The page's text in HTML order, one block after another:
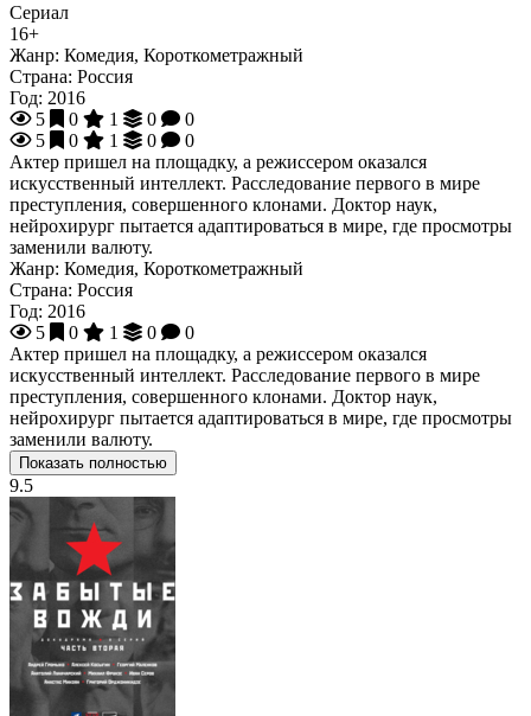
Сериал
16+
Жанр: Комедия, Короткометражный
Страна: Россия
Год: 2016
5
0 1 0
0
5
0 1 0
0
Актер пришел на площадку, а режиссером оказался
искусственный интеллект. Расследование первого в мире
преступления, совершенного клонами. Доктор наук,
нейрохирург пытается адаптироваться в мире, где просмотры
заменили валюту.
Жанр: Комедия, Короткометражный
Страна: Россия
Год: 2016
5
0 1 0
0
Актер пришел на площадку, а режиссером оказался
искусственный интеллект. Расследование первого в мире
преступления, совершенного клонами. Доктор наук,
нейрохирург пытается адаптироваться в мире, где просмотры
заменили валюту.
Показать полностью
9.5